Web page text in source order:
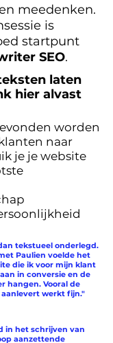
meedenken.
is
startpunt
SEO.
laten
hier alvast
worden
naar
je je website
tekstueel onderlegd.
Paulien voelde het
die ik voor mijn klant
in conversie en de
hangen. Vooral de
aanlevert werkt fijn."
in het schrijven van
aanzettende